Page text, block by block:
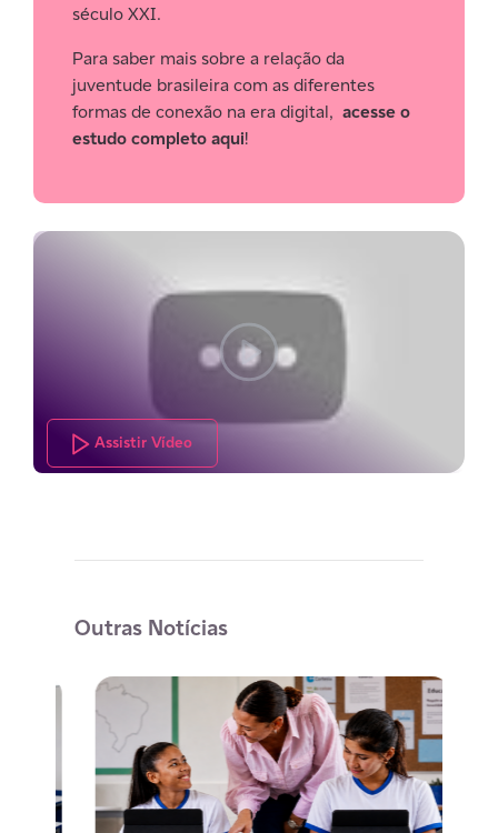
século XXI.
Para saber mais sobre a relação da
juventude brasileira com as diferentes
formas de conexão na era digital, acesse o
estudo completo aqui!
Assistir Vídeo
Outras Notícias